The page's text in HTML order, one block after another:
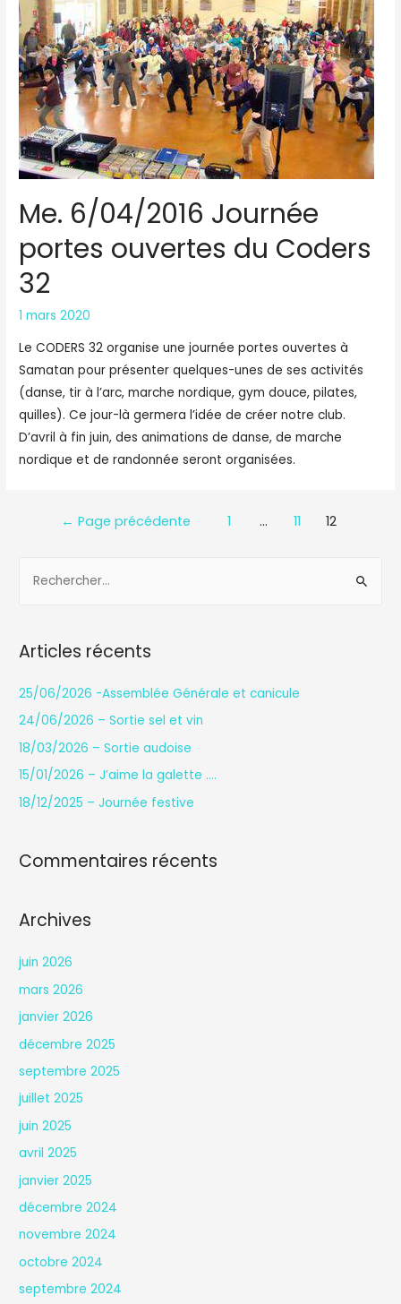
Me. 6/04/2016 Journée
portes ouvertes du Coders
32
1 mars 2020
Le CODERS 32 organise une journée portes ouvertes à
Samatan pour présenter quelques-unes de ses activités
(danse, tir à l’arc, marche nordique, gym douce, pilates,
quilles). Ce jour-là germera l’idée de créer notre club.
D’avril à fin juin, des animations de danse, de marche
nordique et de randonnée seront organisées.
Navigation
articles
← Page précédente 1 … 11 12
r
c
Articles récents
25/06/2026 -Assemblée Générale et canicule
24/06/2026 – Sortie sel et vin
18/03/2026 – Sortie audoise
15/01/2026 – J’aime la galette ….
18/12/2025 – Journée festive
Commentaires récents
Archives
juin 2026
mars 2026
janvier 2026
décembre 2025
septembre 2025
juillet 2025
juin 2025
avril 2025
janvier 2025
décembre 2024
novembre 2024
octobre 2024
septembre 2024